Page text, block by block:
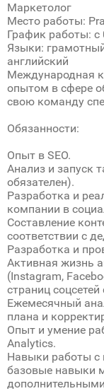
Маркетолог
Место работы:
График работы: с
Языки:
английский
Международная
опытом в сфере
свою команду
Обязанности:
Опыт в SEO.
Анализ и запуск
обязателен).
Разработка и
компании в
Составление
соответствии с
Разработка и
Активная жизнь
(Instagram,
страниц
Ежемесячный
плана и
Опыт и умение
Analytics.
Навыки работы с
базовые навыки